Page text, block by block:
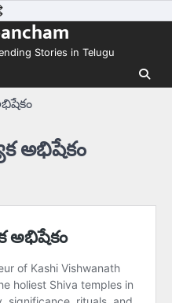
Stories in Telugu
అభిషేకం